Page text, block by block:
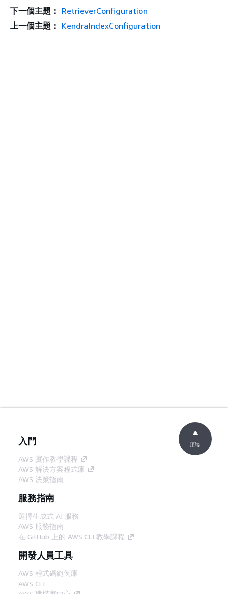
下一個主題： RetrieverConfiguration
上一個主題： KendraIndexConfiguration
入門
AWS 實作教學課程
AWS 解決方案程式庫
AWS 決策指南
服務指南
選擇生成式 AI 服務
AWS 服務指南
在 GitHub 上的 AWS CLI 教學課程
開發人員工具
AWS 程式碼範例庫
AWS CLI
AWS 建構家中心
頂端